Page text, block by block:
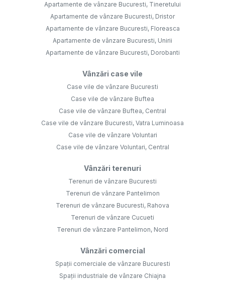
Apartamente de vânzare Bucuresti, Tineretului
Apartamente de vânzare Bucuresti, Dristor
Apartamente de vânzare Bucuresti, Floreasca
Apartamente de vânzare Bucuresti, Unirii
Apartamente de vânzare Bucuresti, Dorobanti
Vânzări case vile
Case vile de vânzare Bucuresti
Case vile de vânzare Buftea
Case vile de vânzare Buftea, Central
Case vile de vânzare Bucuresti, Vatra Luminoasa
Case vile de vânzare Voluntari
Case vile de vânzare Voluntari, Central
Vânzări terenuri
Terenuri de vânzare Bucuresti
Terenuri de vânzare Pantelimon
Terenuri de vânzare Bucuresti, Rahova
Terenuri de vânzare Cucueti
Terenuri de vânzare Pantelimon, Nord
Vânzări comercial
Spații comerciale de vânzare Bucuresti
Spații industriale de vânzare Chiajna